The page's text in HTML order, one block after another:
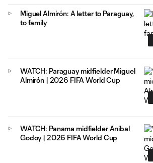
Miguel Almirón: A letter to Paraguay,
to family
WATCH: Paraguay midfielder Miguel
Almirón | 2026 FIFA World Cup
WATCH: Panama midfielder Anibal
Godoy | 2026 FIFA World Cup